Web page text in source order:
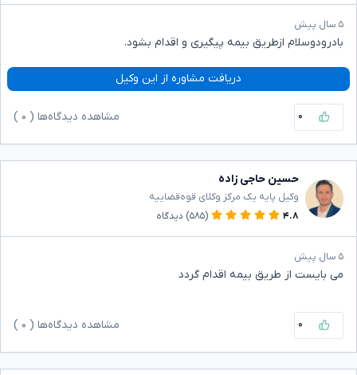
۵ سال پیش
بادرودوسلام ازطریق بیمه پیگیری و اقدام بشود.
دریافت مشاوره از این وکیل
۰ مشاهده دیدگاه‌ها ( ۰
حسین حاجی زاده
وکیل پایه یک مرکز وکلای قوه‌قضاییه
۴.۸
(۵۸۵) دیدگاه
۵ سال پیش
می بایست از طریق بیمه اقدام گردد
۰ مشاهده دیدگاه‌ها ( ۰